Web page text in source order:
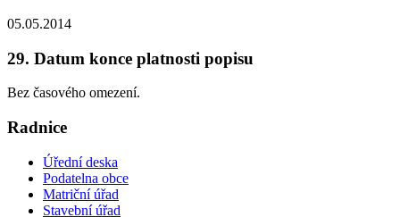
05.05.2014
29. Datum konce platnosti popisu
Bez časového omezení.
Radnice
Úřední deska
Podatelna obce
Matriční úřad
Stavební úřad